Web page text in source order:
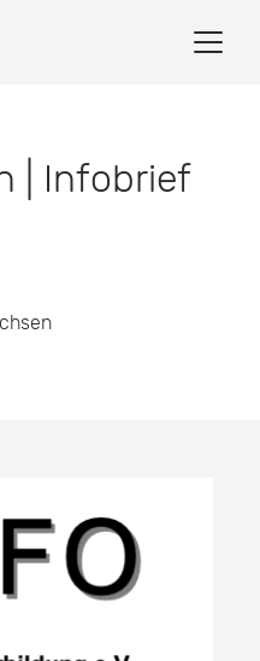
| Infobrief